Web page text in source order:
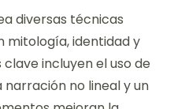
diversas técnicas
mitología, identidad y
incluyen el uso de
no lineal y un